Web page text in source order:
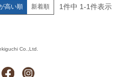
高い順 新着順 1件中 1-1件表示
Co.,Ltd.